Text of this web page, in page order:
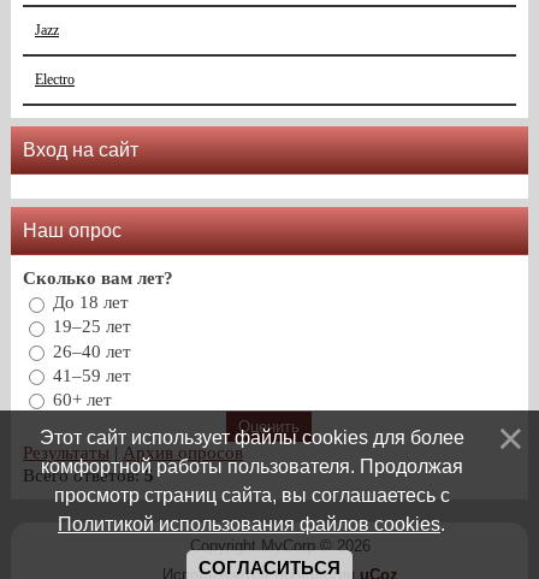
Jazz
Electro
Вход на сайт
Наш опрос
Сколько вам лет?
До 18 лет
19–25 лет
26–40 лет
41–59 лет
60+ лет
Результаты | Архив опросов
Всего ответов:5
Copyright MyCorp © 2026
Используются технологии uCoz
Этот сайт использует файлы cookies для более
комфортной работы пользователя. Продолжая
просмотр страниц сайта, вы соглашаетесь с
Политикой использования файлов cookies.
СОГЛАСИТЬСЯ